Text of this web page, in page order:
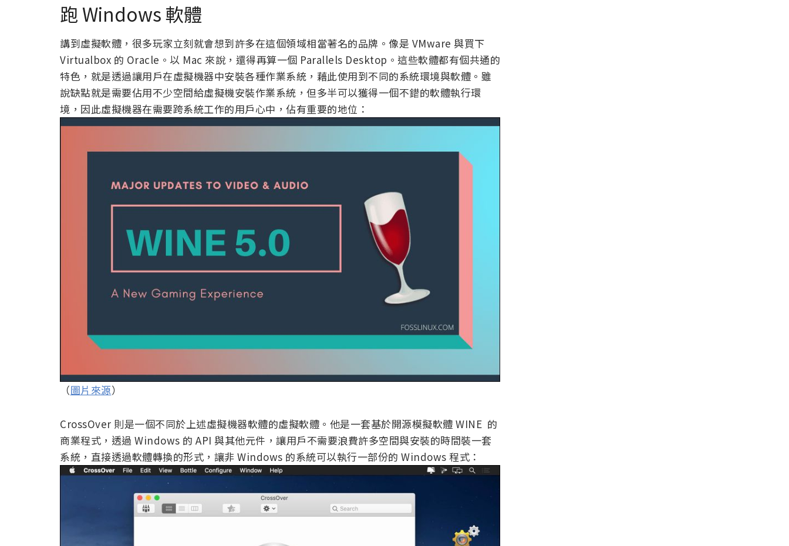
跑 Windows 軟體
講到虛擬軟體，很多玩家立刻就會想到許多在這個領域相當著名的品牌。像是 VMware 與買下
Virtualbox 的 Oracle。以 Mac 來說，還得再算一個 Parallels Desktop。這些軟體都有個共通的
特色，就是透過讓用戶在虛擬機器中安裝各種作業系統，藉此使用到不同的系統環境與軟體。雖
說缺點就是需要佔用不少空間給虛擬機安裝作業系統，但多半可以獲得一個不錯的軟體執行環
境，因此虛擬機器在需要跨系統工作的用戶心中，佔有重要的地位：
（圖片來源）
CrossOver 則是一個不同於上述虛擬機器軟體的虛擬軟體。他是一套基於開源模擬軟體 WINE 的
商業程式，透過 Windows 的 API 與其他元件，讓用戶不需要浪費許多空間與安裝的時間裝一套
系統，直接透過軟體轉換的形式，讓非 Windows 的系統可以執行一部份的 Windows 程式：